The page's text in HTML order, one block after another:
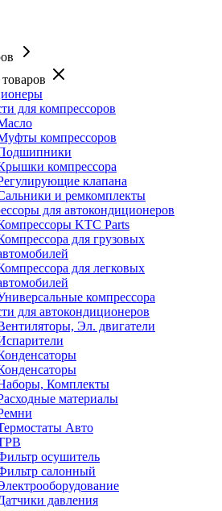
для компрессоров
компрессоров
компрессора
клапана
и ремкомплекты
для автокондиционеров
KTC Parts
для грузовых
для легковых
компрессора
для автокондиционеров
Эл. двигатели
Комплекты
материалы
Авто
осушитель
салонный
давления